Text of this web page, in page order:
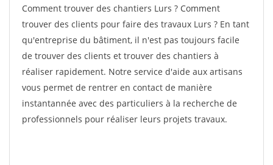
Comment trouver des chantiers Lurs ? Comment
trouver des clients pour faire des travaux Lurs ? En tant
qu'entreprise du bâtiment, il n'est pas toujours facile
de trouver des clients et trouver des chantiers à
réaliser rapidement. Notre service d'aide aux artisans
vous permet de rentrer en contact de manière
instantannée avec des particuliers à la recherche de
professionnels pour réaliser leurs projets travaux.